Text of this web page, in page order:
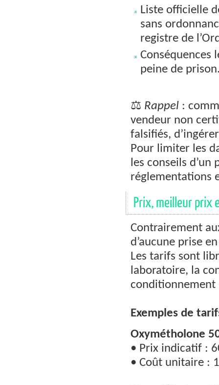
Liste officielle
sans
registre de
Conséquences
peine de
⚖️ Rappel :
vendeur non
falsifiés,
Pour limiter les
les conseils
réglementations
Prix, meilleur prix
Contrairement
d’aucune prise
Les tarifs sont
laboratoire, la
conditionnement
Exemples de
Oxymétholone
• Prix indicatif :
• Coût unitaire :